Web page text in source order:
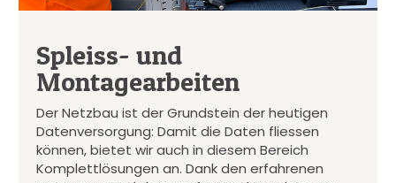
Spleiss- und
Montagearbeiten
Der Netzbau ist der Grundstein der heutigen
Datenversorgung: Damit die Daten fliessen
können, bietet wir auch in diesem Bereich
Komplettlösungen an. Dank den erfahrenen